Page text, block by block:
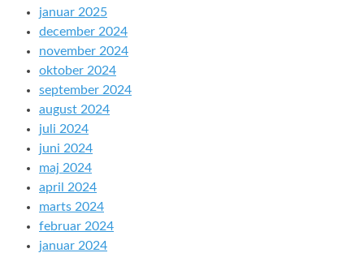
januar 2025
december 2024
november 2024
oktober 2024
september 2024
august 2024
juli 2024
juni 2024
maj 2024
april 2024
marts 2024
februar 2024
januar 2024